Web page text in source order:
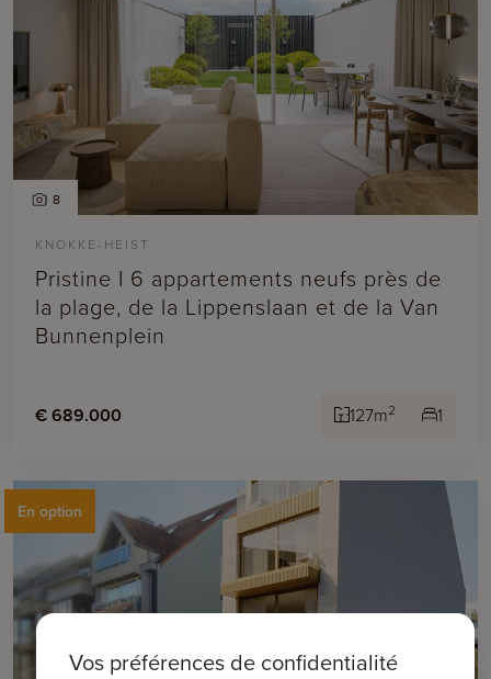
8
KNOKKE-HEIST
Pristine I 6 appartements neufs près de
la plage, de la Lippenslaan et de la Van
Bunnenplein
€ 689.000 127m2 1
En option
Vos préférences de confidentialité